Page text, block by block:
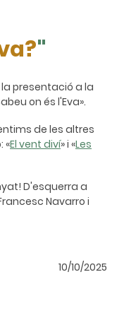
"
presentació a la
on és l'Eva».
de les altres
«El vent diví» i «Les
D'esquerra a
Navarro i
10/10/2025